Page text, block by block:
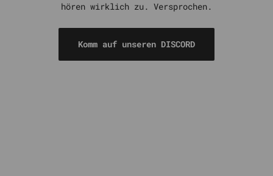
hören wirklich zu. Versprochen.
Komm auf unseren DISCORD